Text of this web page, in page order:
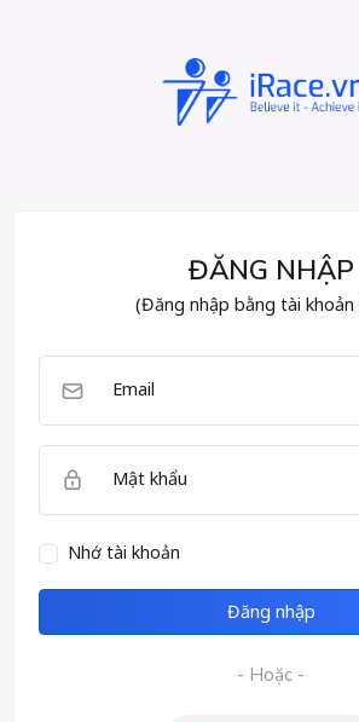
ĐĂNG NHẬP
(Đăng nhập bằng tài khoản
Email
Mật khẩu
Nhớ tài khoản
Đăng nhập
- Hoặc -